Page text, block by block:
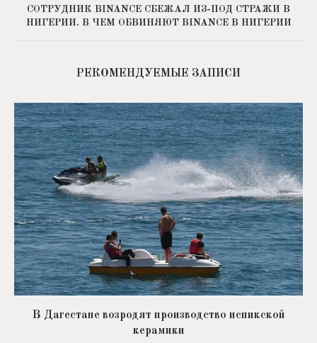
СОТРУДНИК BINANCE СБЕЖАЛ ИЗ-ПОД СТРАЖИ В
НИГЕРИИ. В ЧЕМ ОБВИНЯЮТ BINANCE В НИГЕРИИ
РЕКОМЕНДУЕМЫЕ ЗАПИСИ
В Дагестане возродят производство испикской
керамики